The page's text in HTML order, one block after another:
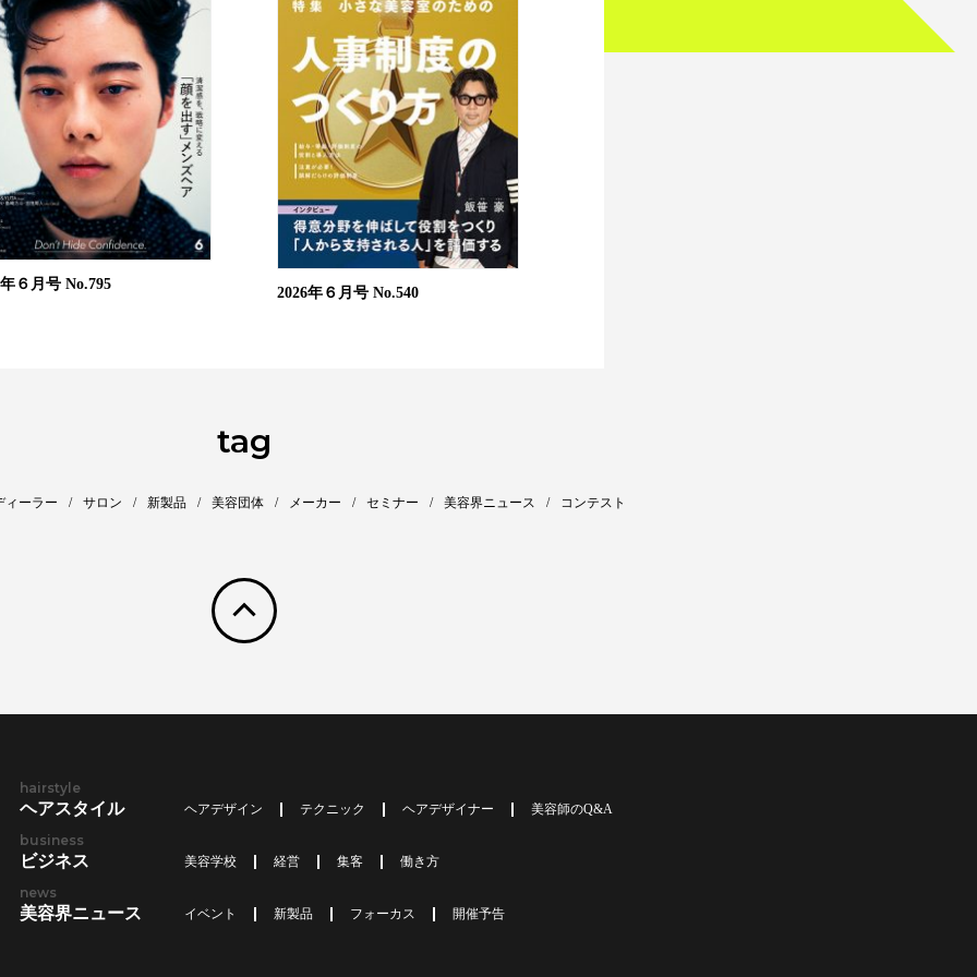
６月号 No.795
2026年６月号 No.540
tag
ィーラー サロン 新製品 美容団体 メーカー セミナー 美容界ニュース コンテスト
hairstyle
ヘアスタイル ヘアデザイン テクニック ヘアデザイナー 美容師のQ&A
business
ビジネス 美容学校 経営 集客 働き方
news
美容界ニュース イベント 新製品 フォーカス 開催予告